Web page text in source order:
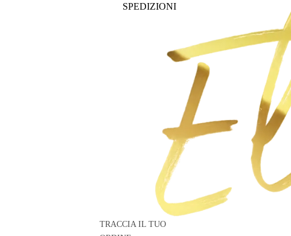
SPEDIZIONI
TRACCIA IL TUO